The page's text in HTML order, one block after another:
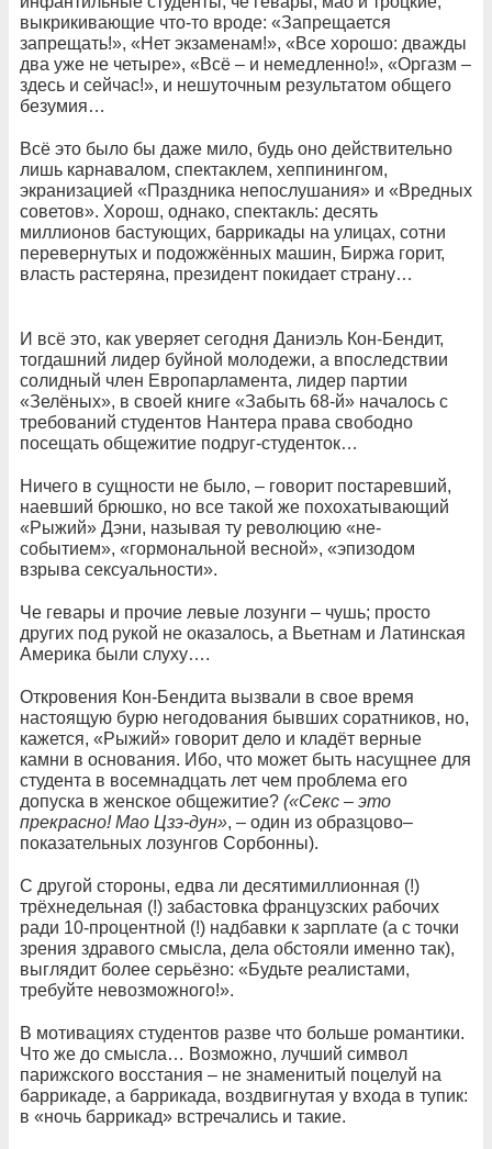
выкрикивающие что-то вроде: «Запрещается
запрещать!», «Нет экзаменам!», «Все хорошо: дважды
два уже не четыре», «Всё – и немедленно!», «Оргазм –
здесь и сейчас!», и нешуточным результатом общего
безумия…
Всё это было бы даже мило, будь оно действительно
лишь карнавалом, спектаклем, хеппинингом,
экранизацией «Праздника непослушания» и «Вредных
советов». Хорош, однако, спектакль: десять
миллионов бастующих, баррикады на улицах, сотни
перевернутых и подожжённых машин, Биржа горит,
власть растеряна, президент покидает страну…
И всё это, как уверяет сегодня Даниэль Кон-Бендит,
тогдашний лидер буйной молодежи, а впоследствии
солидный член Европарламента, лидер партии
«Зелёных», в своей книге «Забыть 68-й» началось с
требований студентов Нантера права свободно
посещать общежитие подруг-студенток…
Ничего в сущности не было, – говорит постаревший,
наевший брюшко, но все такой же похохатывающий
«Рыжий» Дэни, называя ту революцию «не-
событием», «гормональной весной», «эпизодом
взрыва сексуальности».
Че гевары и прочие левые лозунги – чушь; просто
других под рукой не оказалось, а Вьетнам и Латинская
Америка были слуху….
Откровения Кон-Бендита вызвали в свое время
настоящую бурю негодования бывших соратников, но,
кажется, «Рыжий» говорит дело и кладёт верные
камни в основания. Ибо, что может быть насущнее для
студента в восемнадцать лет чем проблема его
допуска в женское общежитие? («Секс – это
прекрасно! Мао Цзэ-дун», – один из образцово–
показательных лозунгов Сорбонны).
С другой стороны, едва ли десятимиллионная (!)
трёхнедельная (!) забастовка французских рабочих
ради 10-процентной (!) надбавки к зарплате (а с точки
зрения здравого смысла, дела обстояли именно так),
выглядит более серьёзно: «Будьте реалистами,
требуйте невозможного!».
В мотивациях студентов разве что больше романтики.
Что же до смысла… Возможно, лучший символ
парижского восстания – не знаменитый поцелуй на
баррикаде, а баррикада, воздвигнутая у входа в тупик:
в «ночь баррикад» встречались и такие.